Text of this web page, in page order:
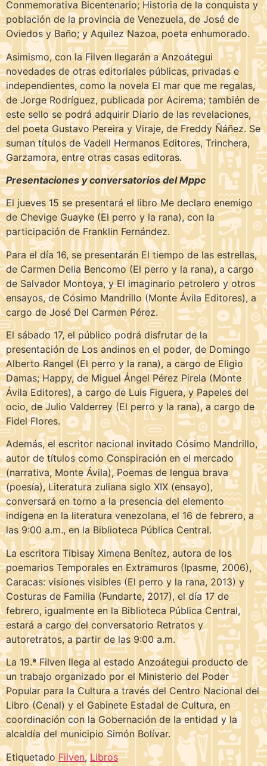
Conmemorativa Bicentenario; Historia de la conquista y
población de la provincia de Venezuela, de José de
Oviedos y Baño; y Aquilez Nazoa, poeta enhumorado.
Asimismo, con la Filven llegarán a Anzoátegui
novedades de otras editoriales públicas, privadas e
independientes, como la novela El mar que me regalas,
de Jorge Rodríguez, publicada por Acirema; también de
este sello se podrá adquirir Diario de las revelaciones,
del poeta Gustavo Pereira y Viraje, de Freddy Ñáñez. Se
suman títulos de Vadell Hermanos Editores, Trinchera,
Garzamora, entre otras casas editoras.
Presentaciones y conversatorios del Mppc
El jueves 15 se presentará el libro Me declaro enemigo
de Chevige Guayke (El perro y la rana), con la
participación de Franklin Fernández.
Para el día 16, se presentarán El tiempo de las estrellas,
de Carmen Delia Bencomo (El perro y la rana), a cargo
de Salvador Montoya, y El imaginario petrolero y otros
ensayos, de Cósimo Mandrillo (Monte Ávila Editores), a
cargo de José Del Carmen Pérez.
El sábado 17, el público podrá disfrutar de la
presentación de Los andinos en el poder, de Domingo
Alberto Rangel (El perro y la rana), a cargo de Eligio
Damas; Happy, de Miguel Ángel Pérez Pirela (Monte
Ávila Editores), a cargo de Luis Figuera, y Papeles del
ocio, de Julio Valderrey (El perro y la rana), a cargo de
Fidel Flores.
Además, el escritor nacional invitado Cósimo Mandrillo,
autor de títulos como Conspiración en el mercado
(narrativa, Monte Ávila), Poemas de lengua brava
(poesía), Literatura zuliana siglo XIX (ensayo),
conversará en torno a la presencia del elemento
indígena en la literatura venezolana, el 16 de febrero, a
las 9:00 a.m., en la Biblioteca Pública Central.
La escritora Tibisay Ximena Benítez, autora de los
poemarios Temporales en Extramuros (Ipasme, 2006),
Caracas: visiones visibles (El perro y la rana, 2013) y
Costuras de Familia (Fundarte, 2017), el día 17 de
febrero, igualmente en la Biblioteca Pública Central,
estará a cargo del conversatorio Retratos y
autoretratos, a partir de las 9:00 a.m.
La 19.ª Filven llega al estado Anzoátegui producto de
un trabajo organizado por el Ministerio del Poder
Popular para la Cultura a través del Centro Nacional del
Libro (Cenal) y el Gabinete Estadal de Cultura, en
coordinación con la Gobernación de la entidad y la
alcaldía del municipio Simón Bolívar.
Etiquetado Filven,Libros